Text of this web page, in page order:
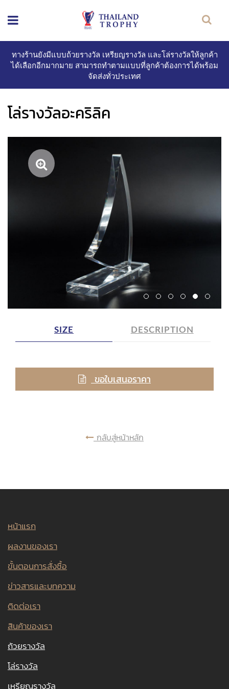
ทางร้านยังมีแบบถ้วยรางวัล เหรียญรางวัล และโล่รางวัลให้ลูกค้า
ได้เลือกอีกมากมาย สามารถทำตามแบบที่ลูกค้าต้องการได้พร้อม
จัดส่งทั่วประเทศ
โล่รางวัลอะคริลิค
SIZE DESCRIPTION
ขอใบเสนอราคา
กลับสู่หน้าหลัก
หน้าแรก
ผลงานของเรา
ขั้นตอนการสั่งซื้อ
ข่าวสารและบทความ
ติดต่อเรา
สินค้าของเรา
ถ้วยรางวัล
โล่รางวัล
เหรียญรางวัล